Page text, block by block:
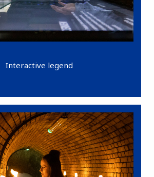
Interactive legend